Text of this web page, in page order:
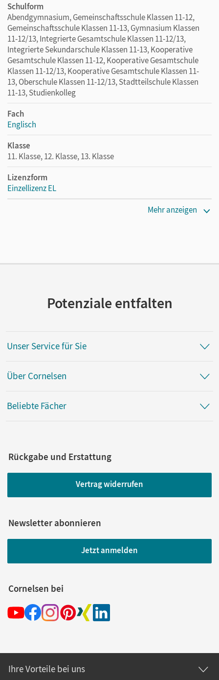
Schulform
Abendgymnasium, Gemeinschaftsschule Klassen 11-12,
Gemeinschaftsschule Klassen 11-13, Gymnasium Klassen
11-12/13, Integrierte Gesamtschule Klassen 11-12/13,
Integrierte Sekundarschule Klassen 11-13, Kooperative
Gesamtschule Klassen 11-12, Kooperative Gesamtschule
Klassen 11-12/13, Kooperative Gesamtschule Klassen 11-
13, Oberschule Klassen 11-12/13, Stadtteilschule Klassen
11-13, Studienkolleg
Fach
Englisch
Klasse
11. Klasse, 12. Klasse, 13. Klasse
Lizenzform
Einzellizenz EL
Mehr anzeigen
Potenziale entfalten
Unser Service für Sie
Über Cornelsen
Beliebte Fächer
Rückgabe und Erstattung
Vertrag widerrufen
Newsletter abonnieren
Jetzt anmelden
Cornelsen bei
Ihre Vorteile bei uns